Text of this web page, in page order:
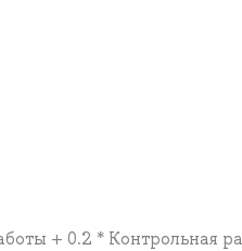
+ 0.2 * Контрольная